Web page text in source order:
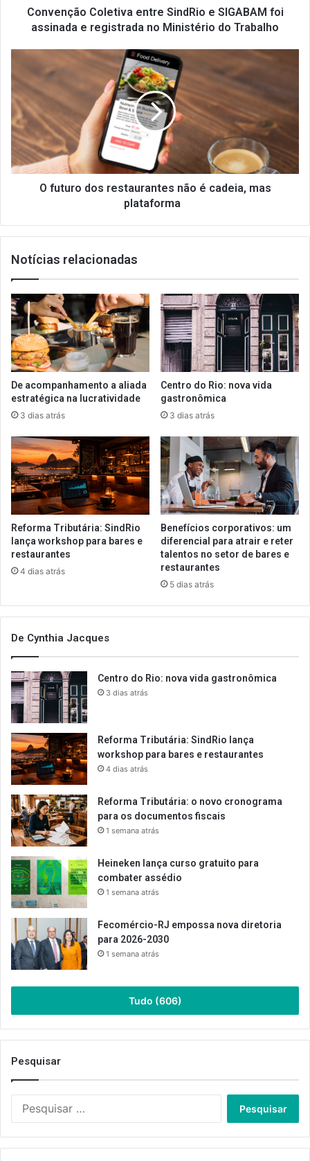
registrada
Convenção Coletiva entre SindRio e SIGABAM foi
assinada e registrada no Ministério do Trabalho
dos
restaurantes
não
é
cadeia,
mas
plataforma
O futuro dos restaurantes não é cadeia, mas
plataforma
Notícias relacionadas
De acompanhamento a aliada
estratégica na lucratividade
3 dias atrás
Centro do Rio: nova vida
gastronômica
3 dias atrás
Reforma Tributária: SindRio
lança workshop para bares e
restaurantes
4 dias atrás
Benefícios corporativos: um
diferencial para atrair e reter
talentos no setor de bares e
restaurantes
5 dias atrás
De Cynthia Jacques
Centro do Rio: nova vida gastronômica
3 dias atrás
Reforma Tributária: SindRio lança
workshop para bares e restaurantes
4 dias atrás
Reforma Tributária: o novo cronograma
para os documentos fiscais
1 semana atrás
Heineken lança curso gratuito para
combater assédio
1 semana atrás
Fecomércio-RJ empossa nova diretoria
para 2026-2030
1 semana atrás
Tudo (606)
Pesquisar